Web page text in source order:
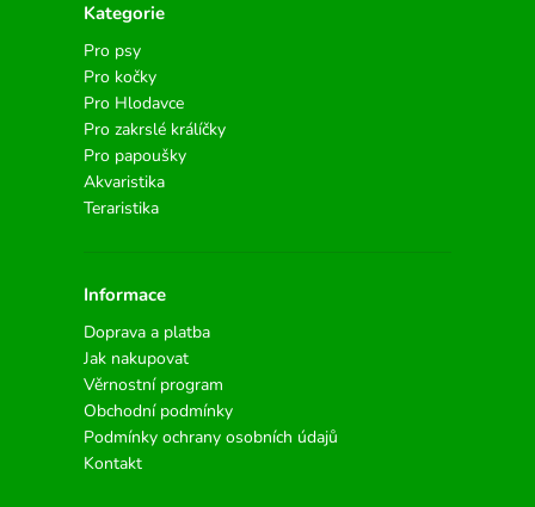
Kategorie
Pro psy
Pro kočky
Pro Hlodavce
Pro zakrslé králíčky
Pro papoušky
Akvaristika
Teraristika
Informace
Doprava a platba
Jak nakupovat
Věrnostní program
Obchodní podmínky
Podmínky ochrany osobních údajů
Kontakt